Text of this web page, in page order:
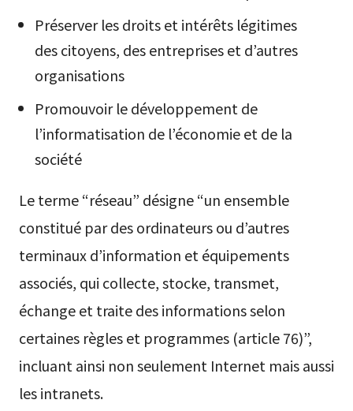
Préserver les droits et intérêts légitimes
des citoyens, des entreprises et d’autres
organisations
Promouvoir le développement de
l’informatisation de l’économie et de la
société
Le terme “réseau” désigne “un ensemble
constitué par des ordinateurs ou d’autres
terminaux d’information et équipements
associés, qui collecte, stocke, transmet,
échange et traite des informations selon
certaines règles et programmes (article 76)”,
incluant ainsi non seulement Internet mais aussi
les intranets.